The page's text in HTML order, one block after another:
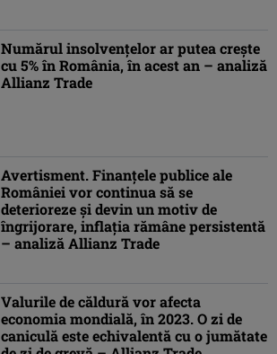
Numărul insolvenţelor ar putea creşte
cu 5% în România, în acest an – analiză
Allianz Trade
Avertisment. Finanţele publice ale
României vor continua să se
deterioreze şi devin un motiv de
îngrijorare, inflaţia rămâne persistentă
– analiză Allianz Trade
Valurile de căldură vor afecta
economia mondială, în 2023. O zi de
caniculă este echivalentă cu o jumătate